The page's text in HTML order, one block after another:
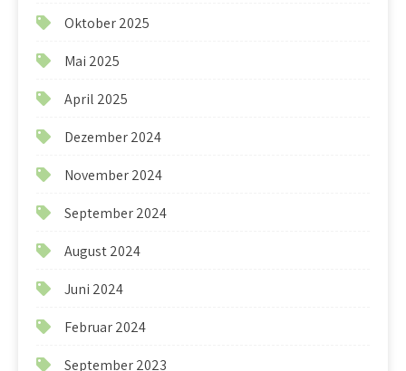
Oktober 2025
Mai 2025
April 2025
Dezember 2024
November 2024
September 2024
August 2024
Juni 2024
Februar 2024
September 2023